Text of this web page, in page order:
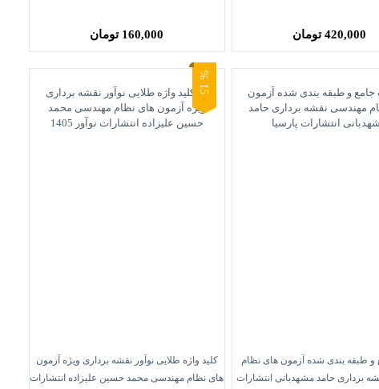
420,000 تومان 160,000 تومان
و طبقه بندی شده آزمون های نظام
برداری حامد مشهدبانی انتشارات
کلید واژه طلایی نوآور نقشه برداری ویژه آزمون
های نظام مهندسی محمد حسین علیزاده انتشارات
1
5
%